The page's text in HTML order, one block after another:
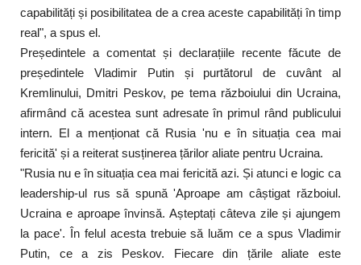
capabilități și posibilitatea de a crea aceste capabilități în timp
real", a spus el.
Președintele a comentat și declarațiile recente făcute de
președintele Vladimir Putin și purtătorul de cuvânt al
Kremlinului, Dmitri Peskov, pe tema războiului din Ucraina,
afirmând că acestea sunt adresate în primul rând publicului
intern. El a menționat că Rusia 'nu e în situația cea mai
fericită' și a reiterat susținerea țărilor aliate pentru Ucraina.
"Rusia nu e în situația cea mai fericită azi. Și atunci e logic ca
leadership-ul rus să spună 'Aproape am câștigat războiul.
Ucraina e aproape învinsă. Așteptați câteva zile și ajungem
la pace'. În felul acesta trebuie să luăm ce a spus Vladimir
Putin, ce a zis Peskov. Fiecare din țările aliate este